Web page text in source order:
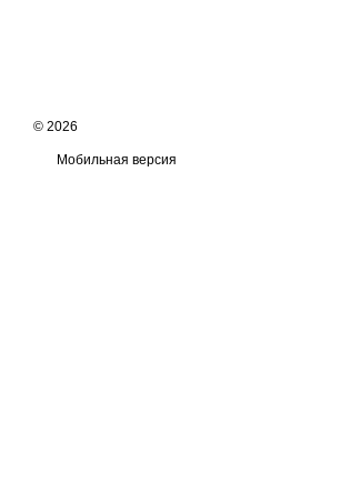
© 2026
Мобильная версия